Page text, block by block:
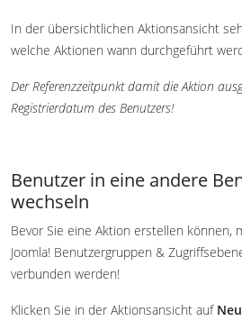
In der übersichtlichen Aktionsansicht
welche Aktionen wann durchgeführt
Der Referenzzeitpunkt damit die Aktion
Registrierdatum des Benutzers!
Benutzer in eine andere
wechseln
Bevor Sie eine Aktion erstellen können,
Joomla! Benutzergruppen &
verbunden werden!
Klicken Sie in der Aktionsansicht auf Neu